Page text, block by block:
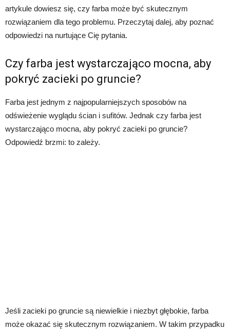
artykule dowiesz się, czy farba może być skutecznym
rozwiązaniem dla tego problemu. Przeczytaj dalej, aby poznać
odpowiedzi na nurtujące Cię pytania.
Czy farba jest wystarczająco mocna, aby
pokryć zacieki po gruncie?
Farba jest jednym z najpopularniejszych sposobów na
odświeżenie wyglądu ścian i sufitów. Jednak czy farba jest
wystarczająco mocna, aby pokryć zacieki po gruncie?
Odpowiedź brzmi: to zależy.
Jeśli zacieki po gruncie są niewielkie i niezbyt głębokie, farba
może okazać się skutecznym rozwiązaniem. W takim przypadku